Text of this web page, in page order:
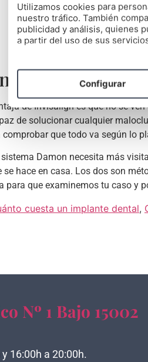
como
de Invisalign es que no se
de solucionar cualquier
comprobar que todo va según lo
sistema Damon necesita más
se hace en casa. Los dos son
para que examinemos tu caso y
cuesta un implante dental,
Nº 1 Bajo 15002
16:00h a 20:00h.
Utilizamos cookies para
nuestro tráfico. También
publicidad y análisis, quienes
a partir del uso de sus
Configurar